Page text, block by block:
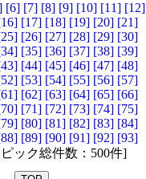
[6] [7] [8] [9] [10] [11] [12]
[17] [18] [19] [20] [21]
[26] [27] [28] [29] [30]
[35] [36] [37] [38] [39]
[44] [45] [46] [47] [48]
[53] [54] [55] [56] [57]
[62] [63] [64] [65] [66]
[71] [72] [73] [74] [75]
[80] [81] [82] [83] [84]
[89] [90] [91] [92] [93]
ック総件数：500件]